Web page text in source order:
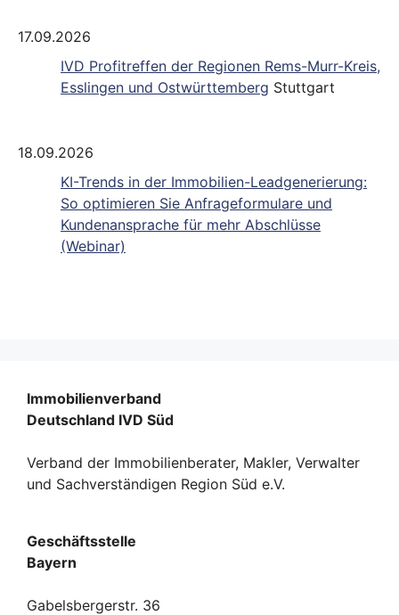
17.09.2026
IVD Profitreffen der Regionen Rems-Murr-Kreis,
Esslingen und Ostwürttemberg Stuttgart
18.09.2026
KI-Trends in der Immobilien-Leadgenerierung:
So optimieren Sie Anfrageformulare und
Kundenansprache für mehr Abschlüsse
(Webinar)
Immobilienverband
Deutschland IVD Süd
Verband der Immobilienberater, Makler, Verwalter
und Sachverständigen Region Süd e.V.
Geschäftsstelle
Bayern
Gabelsbergerstr. 36